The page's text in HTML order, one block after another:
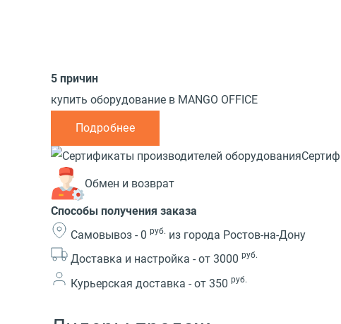
5 причин
купить оборудование в MANGO OFFICE
Подробнее
Обмен и возврат
Способы получения заказа
Самовывоз - 0 руб. из города Ростов-на-Дону
Доставка и настройка - от 3000 руб.
Курьерская доставка - от 350 руб.